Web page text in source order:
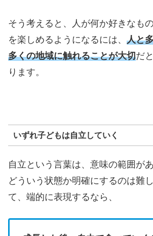
そう考えると、人が何か好きなも
を楽しめるようになるには、 人と
多くの地域に触れることが大切だ
ります。
いずれ子どもは自立していく
自立という言葉は、意味の範囲が
どういう状態か明確にするのは難
て、端的に表現するなら、